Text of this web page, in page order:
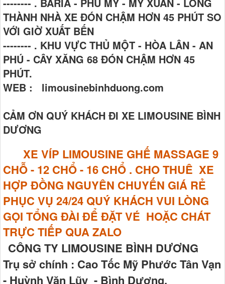
THÀNH NHÀ XE ĐÓN CHẬM HƠN 45 PHÚT SO
VỚI GIỜ XUẤT BẾN
-------- . KHU VỰC THỦ MỘT - HÒA LÂN - AN
PHÚ - CÂY XĂNG 68 ĐÓN CHẬM HƠN 45
PHÚT.
WEB : limousinebinhduong.com
CẢM ƠN QUÝ KHÁCH ĐI XE LIMOUSINE BÌNH
DƯƠNG
XE VÍP LIMOUSINE GHẾ MASSAGE 9
CHỖ - 12 CHỔ - 16 CHỔ . CHO THUÊ XE
HỢP ĐỒNG NGUYÊN CHUYẾN GIÁ RẺ
PHỤC VỤ 24/24 QUÝ KHÁCH VUI LÒNG
GỌI TỔNG ĐÀI ĐỂ ĐẶT VÉ HOẶC CHÁT
TRỰC TIẾP QUA ZALO
CÔNG TY LIMOUSINE BÌNH DƯƠNG
Trụ sở chính : Cao Tốc Mỹ Phước Tân Vạn
- Huỳnh Văn Lũy - Bình Dương.